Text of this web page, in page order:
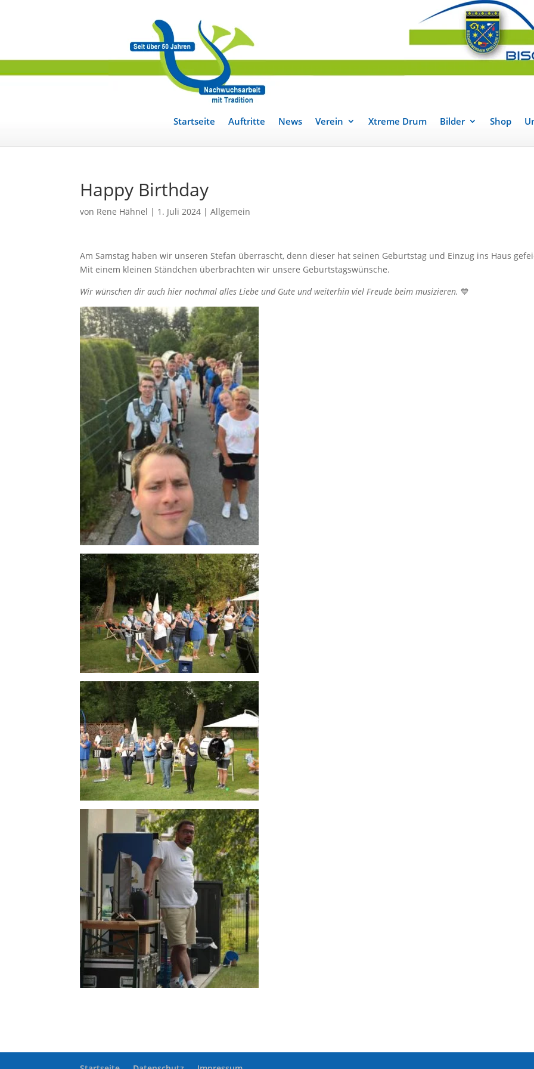
Startseite Auftritte News Verein Xtreme Drum Bilder Shop
Happy Birthday
von Rene Hähnel | 1. Juli 2024 |Allgemein
Am Samstag haben wir unseren Stefan überrascht, denn dieser hat seinen Geburtstag und Einzug ins Haus
Mit einem kleinen Ständchen überbrachten wir unsere Geburtstagswünsche.
Wir wünschen dir auch hier nochmal alles Liebe und Gute und weiterhin viel Freude beim musizieren. 💙